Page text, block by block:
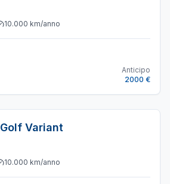
10.000 km/anno
Anticipo
2000 €
Golf Variant
10.000 km/anno